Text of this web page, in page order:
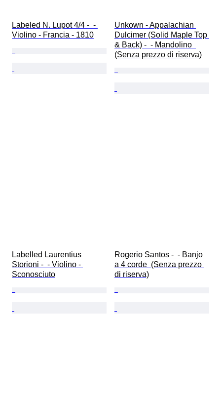
Labeled N. Lupot 4/4 -  -
Violino - Francia - 1810
Unkown - Appalachian
Dulcimer (Solid Maple Top
& Back) -  - Mandolino
(Senza prezzo di riserva)
Labelled Laurentius
Storioni -  - Violino -
Sconosciuto
Rogerio Santos -  - Banjo
a 4 corde  (Senza prezzo
di riserva)